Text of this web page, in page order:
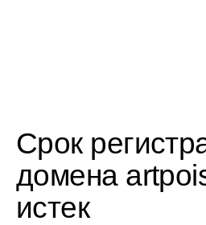
Срок
домена
истек